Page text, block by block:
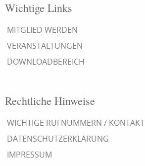
Wichtige Links
MITGLIED WERDEN
VERANSTALTUNGEN
DOWNLOADBEREICH
Rechtliche Hinweise
WICHTIGE RUFNUMMERN / KONTAKT
DATENSCHUTZERKLÄRUNG
IMPRESSUM